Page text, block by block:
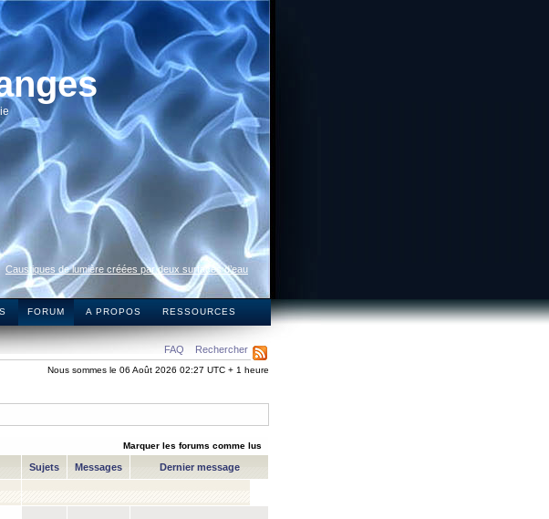
Caustiques de lumière créées par deux surfaces d’eau
FORUM A PROPOS RESSOURCES
FAQ Rechercher
Nous sommes le 06 Août 2026 02:27 UTC + 1 heure
Marquer les forums comme lus
Sujets Messages Dernier message